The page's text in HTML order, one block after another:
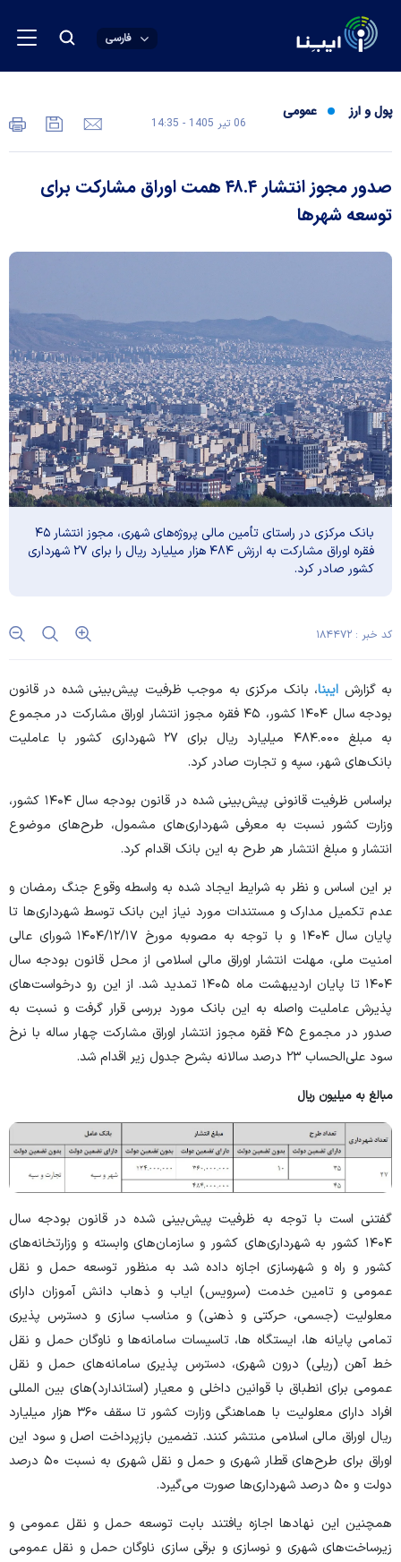
فارسی
پول و ارز عمومی
06 تير 1405 - 14:35
صدور مجوز انتشار ۴۸.۴ همت اوراق مشارکت برای
توسعه شهر‌ها
بانک مرکزی در راستای تأمین مالی پروژه‌های شهری، مجوز انتشار ۴۵
فقره اوراق مشارکت به ارزش ۴۸۴ هزار میلیارد ریال را برای ۲۷ شهرداری
کشور صادر کرد.
کد خبر : ۱۸۴۴۷۲
به گزارش ایبنا، بانک مرکزی به موجب ظرفیت پیش‌بینی شده در قانون
بودجه سال ۱۴۰۴ کشور، ۴۵ فقره مجوز انتشار اوراق مشارکت در مجموع
به مبلغ ۴۸۴.۰۰۰ میلیارد ریال برای ۲۷ شهرداری کشور با عاملیت
بانک‌های شهر، سپه و تجارت صادر کرد.
براساس ظرفیت قانونی پیش‌بینی شده در قانون بودجه سال ۱۴۰۴ کشور،
وزارت کشور نسبت به معرفی شهرداری‌های مشمول، طرح‌های موضوع
انتشار و مبلغ انتشار هر طرح به این بانک اقدام کرد.
بر این اساس و نظر به شرایط ایجاد شده به واسطه وقوع جنگ رمضان و
عدم تکمیل مدارک و مستندات مورد نیاز این بانک توسط شهرداری‌ها تا
پایان سال ۱۴۰۴ و با توجه به مصوبه مورخ ۱۷‏‏‏‏‏‏‏‏‏‏‏‏‏‏/۱۲‏‏‏‏‏‏‏‏‏‏‏‏‏‏/۱۴۰۴ شورای عالی
امنیت ملی، مهلت انتشار اوراق مالی اسلامی از محل قانون بودجه سال
۱۴۰۴ تا پایان اردیبهشت ماه ۱۴۰۵ تمدید شد. از این رو درخواست‌های
پذیرش عاملیت واصله به این بانک مورد بررسی قرار گرفت و نسبت به
صدور در مجموع ۴۵ فقره مجوز انتشار اوراق مشارکت چهار ساله با نرخ
سود علی‌الحساب ۲۳ درصد سالانه بشرح جدول زیر اقدام شد.
مبالغ به میلیون ریال
گفتنی است با توجه به ظرفیت پیش‌بینی شده در قانون بودجه سال
۱۴۰۴ کشور به شهرداری‌های کشور و سازمان‌های وابسته و وزارتخانه‌های
کشور و راه و شهرسازی اجازه داده شد به منظور توسعه حمل و نقل
عمومی و تامین خدمت (سرویس) ایاب و ذهاب دانش آموزان دارای
معلولیت (جسمی، حرکتی و ذهنی) و مناسب سازی و دسترس پذیری
تمامی پایانه ها، ایستگاه ها، تاسیسات سامانه‌ها و ناوگان حمل و نقل
خط آهن (ریلی) درون شهری، دسترس پذیری سامانه‌های حمل و نقل
عمومی برای انطباق با قوانین داخلی و معیار (استاندارد)‌های بین المللی
افراد دارای معلولیت با هماهنگی وزارت کشور تا سقف ۳۶۰ هزار میلیارد
ریال اوراق مالی اسلامی منتشر کنند. تضمین بازپرداخت اصل و سود این
اوراق برای طرح‌های قطار شهری و حمل و نقل شهری به نسبت ۵۰ درصد
دولت و ۵۰ درصد شهرداری‌ها صورت می‌گیرد.
همچنین این نهادها اجازه یافتند بابت توسعه حمل و نقل عمومی و
زیرساخت‌های شهری و نوسازی و برقی سازی ناوگان حمل و نقل عمومی